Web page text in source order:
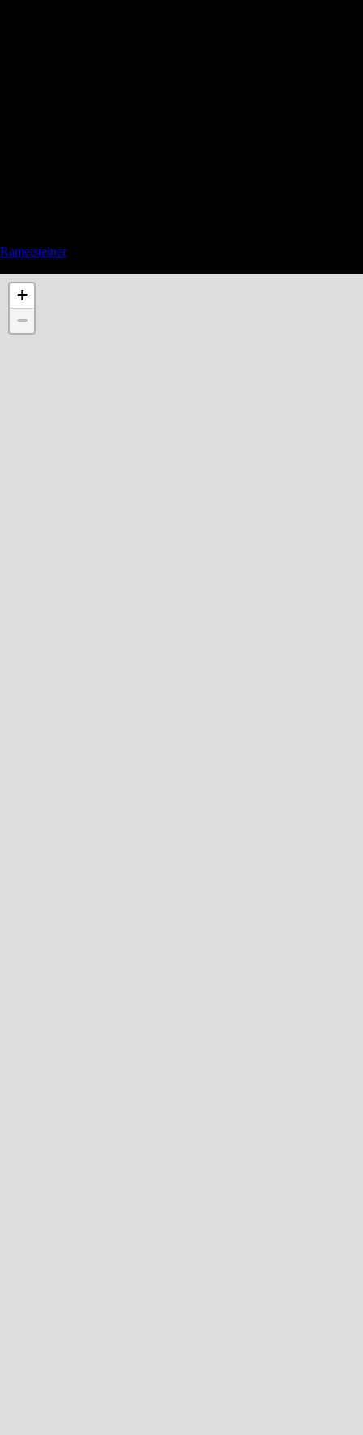
Rametsteiner
+
−